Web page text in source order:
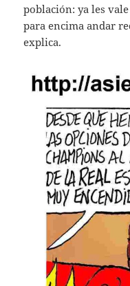
población: ya les
para encima andar
explica.